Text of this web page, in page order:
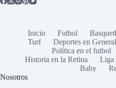
Inicio Futbol
Turf
Deportes en General
Política en el futbol
Historia en la Retina
Liga
Baby
Nosotros